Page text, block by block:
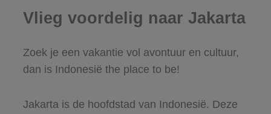
Vlieg voordelig naar Jakarta
Zoek je een vakantie vol avontuur en cultuur,
dan is Indonesië the place to be!
Jakarta is de hoofdstad van Indonesië. Deze